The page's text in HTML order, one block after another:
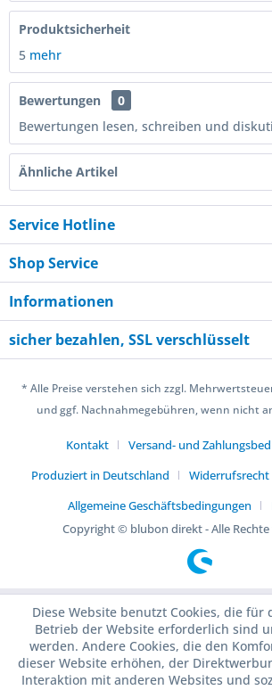
Produktsicherheit
5 mehr
Bewertungen
0
Bewertungen lesen, schreiben und
Ähnliche Artikel
Service Hotline
Shop Service
Informationen
sicher bezahlen, SSL verschlüsselt
* Alle Preise verstehen sich zzgl.
und ggf. Nachnahmegebühren, wenn nicht
Kontakt
Versand- und
Produziert in Deutschland
Widerrufsrecht
Allgemeine Geschäftsbedingungen
Copyright © blubon direkt - Alle
Diese Website benutzt Cookies, die für
Betrieb der Website erforderlich sind
werden. Andere Cookies, die den
dieser Website erhöhen, der
Interaktion mit anderen Websites und